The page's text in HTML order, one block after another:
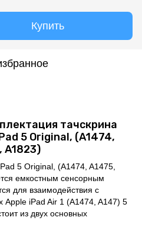
Купить
тачскрина
5 Original, (A1474,
A1823)
5 Original, (A1474, A1475,
емкостным сенсорным
для взаимодействия с
Apple iPad Air 1 (A1474, A147) 5
из двух основных